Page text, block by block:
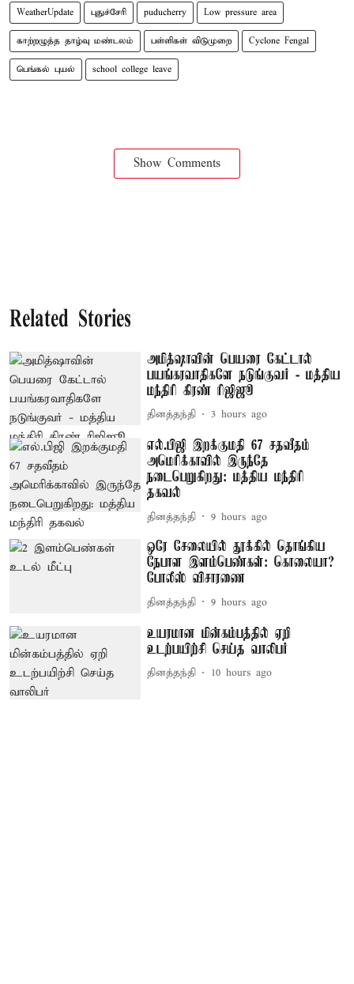
WeatherUpdate புதுச்சேரி puducherry Low pressure area
காற்றழுத்த தாழ்வு மண்டலம் பள்ளிகள் விடுமுறை Cyclone Fengal
பெங்கல் புயல் school college leave
Show Comments
Related Stories
அமித்ஷாவின் பெயரை கேட்டால்
பயங்கரவாதிகளே நடுங்குவர் - மத்திய
மந்திரி கிரண் ரிஜிஜூ
தினத்தந்தி 3 hours ago
எல்.பிஜி இறக்குமதி 67 சதவீதம்
அமெரிக்காவில் இருந்தே
நடைபெறுகிறது: மத்திய மந்திரி
தகவல்
தினத்தந்தி 9 hours ago
ஒரே சேலையில் தூக்கில் தொங்கிய
நேபாள இளம்பெண்கள்: கொலையா?
போலீஸ் விசாரணை
தினத்தந்தி 9 hours ago
உயரமான மின்கம்பத்தில் ஏறி
உடற்பயிற்சி செய்த வாலிபர்
தினத்தந்தி 10 hours ago